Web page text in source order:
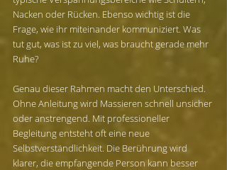
Nacken oder Rücken. Ebenso wichtig ist die
Frage, wie ihr miteinander kommuniziert. Was
tut gut, was ist zu viel, was braucht gerade mehr
Ruhe?
Genau dieser Rahmen macht den Unterschied.
Ohne Anleitung wird Massieren schnell unsicher
oder anstrengend. Mit professioneller
Begleitung entsteht oft eine neue
Selbstverständlichkeit. Die Berührung wird
klarer, die empfangende Person kann besser